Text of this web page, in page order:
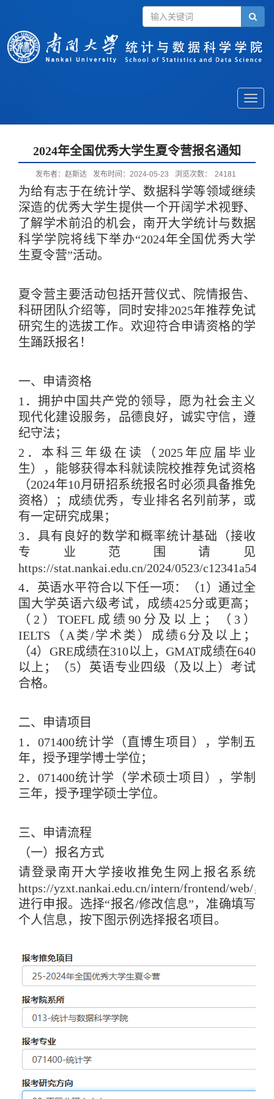
Toggle
2024年全国优秀大学生夏令营报名通知
发布者：赵斯达 发布时间：2024-05-23 浏览次数： 24181
为给有志于在统计学、数据科学等领域继续
深造的优秀大学生提供一个开阔学术视野、
了解学术前沿的机会，南开大学统计与数据
科学学院将线下举办“2024年全国优秀大学
生夏令营”活动。
夏令营主要活动包括开营仪式、院情报告、
科研团队介绍等，同时安排2025年推荐免试
研究生的选拔工作。欢迎符合申请资格的学
生踊跃报名！
一、申请资格
1 ．拥护中国共产党的领导，愿为社会主义
现代化建设服务，品德良好，诚实守信，遵
纪守法；
2 ．本科三年级在读（ 2025年应届毕业
生），能够获得本科就读院校推荐免试资格
（2024年10月研招系统报名时必须具备推免
资格）；成绩优秀，专业排名名列前茅，或
有一定研究成果；
3．具有良好的数学和概率统计基础（接收
专业范围请见
https://stat.nankai.edu.cn/2024/0523/
4．英语水平符合以下任一项：（1 ）通过全
国大学英语六级考试，成绩425分或更高；
（ 2 ）TOEFL 成绩 90分及以上；（ 3 ）
IELTS （ A 类/学术类）成绩6分及以上；
（4） GRE成绩在310以上，GMAT成绩在640
以上；（5）英语专业四级（及以上）考试
合格。
二、申请项目
1 ．071400统计学（直博生项目），学制五
年，授予理学博士学位；
2 ．071400统计学（学术硕士项目），学制
三年，授予理学硕士学位。
三、申请流程
（一）报名方式
请登录南开大学接收推免生网上报名系统
https://yzxt.nankai.edu.cn/intern/frontend/web/，
进行申报。选择“报名/修改信息”，准确填写
个人信息，按下图示例选择报名项目。